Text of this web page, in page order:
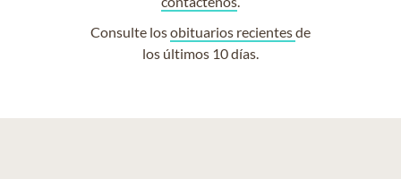
Consulte losobituarios recientesde
los últimos 10 días.